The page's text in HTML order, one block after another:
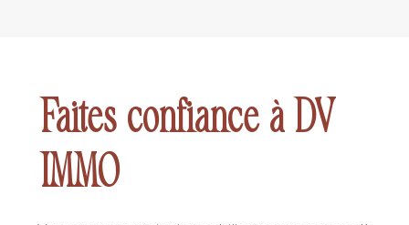
Faites confiance à DV
IMMO